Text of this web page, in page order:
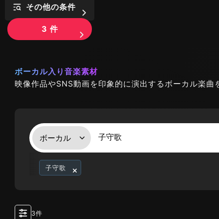
その他の条件
3 件
ボーカル入り音楽素材
映像作品やSNS動画を印象的に演出するボーカル楽曲
子守歌
3件